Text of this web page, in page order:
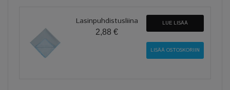
Lasinpuhdistusliina
2,88 €
LUE LISÄÄ